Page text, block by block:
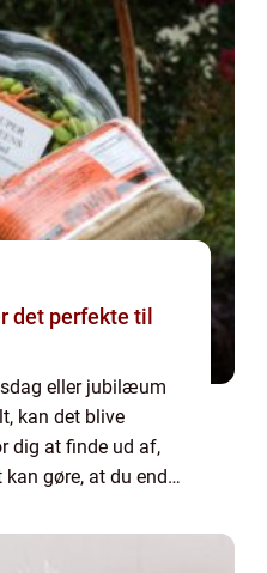
det perfekte til
eller jubilæum
kan det blive
dig at finde ud af,
gøre, at du ender